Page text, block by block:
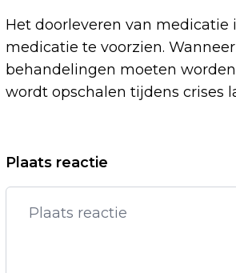
Het doorleveren van medicatie
medicatie te voorzien.
behandelingen moeten
wordt opschalen tijdens crises
Vorig artikel
VLAAMSE OUD-
HAD GEKOZEN VOOR
Plaats reactie